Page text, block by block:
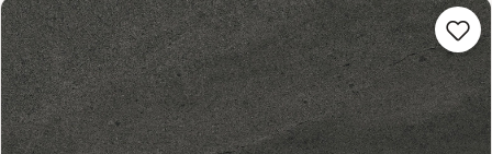

